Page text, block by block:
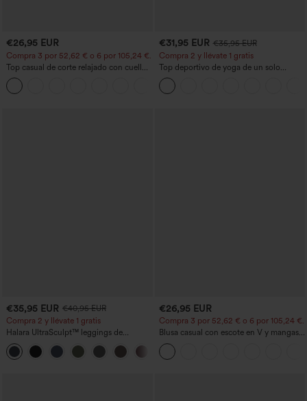
€26,95 EUR
Compra 3 por 52,62 € o 6 por 105,24 €.
Top casual de corte relajado con cuello
redondo y mangas murciélago.
€31,95 EUR €35,95 EUR
Compra 2 y llévate 1 gratis
Top deportivo de yoga de un solo
hombro, manga larga con agujero para
el pulgar, dobladillo curvo estilo high-
low (frente más corto, espalda más
€35,95 EUR €40,95 EUR
Compra 2 y llévate 1 gratis
Halara UltraSculpt™ leggings de
entrenamiento moldeadores de talle alto
con fruncido trasero que realza los
glúteos, control de abdomen y bolsillos
€26,95 EUR
Compra 3 por 52,62 € o 6 por 105,24 €.
Blusa casual con escote en V y mangas
cortas abullonadas